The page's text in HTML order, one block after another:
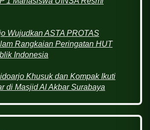
Wujudkan ASTA PROTAS
Rangkaian Peringatan HUT
Indonesia
Khusuk dan Kompak Ikuti
di Masjid Al Akbar Surabaya